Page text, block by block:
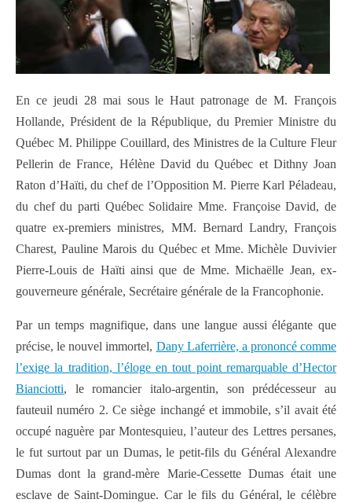
En ce jeudi 28 mai sous le Haut patronage de M. François
Hollande, Président de la République, du Premier Ministre du
Québec M. Philippe Couillard, des Ministres de la Culture Fleur
Pellerin de France, Hélène David du Québec et Dithny Joan
Raton d’Haïti, du chef de l’Opposition M. Pierre Karl Péladeau,
du chef du parti Québec Solidaire Mme. Françoise David, de
quatre ex-premiers ministres, MM. Bernard Landry, François
Charest, Pauline Marois du Québec et Mme. Michèle Duvivier
Pierre-Louis de Haïti ainsi que de Mme. Michaëlle Jean, ex-
gouverneure générale, Secrétaire générale de la Francophonie.
Par un temps magnifique, dans une langue aussi élégante que
précise, le nouvel immortel, Dany Laferrière, a prononcé comme
l’exige la tradition, l’éloge en tout point remarquable d’Hector
Bianciotti, le romancier italo-argentin, son prédécesseur au
fauteuil numéro 2. Ce siège inchangé et immobile, s’il avait été
occupé naguère par Montesquieu, l’auteur des Lettres persanes,
le fut surtout par un Dumas, le petit-fils du Général Alexandre
Dumas dont la grand-mère Marie-Cessette Dumas était une
esclave de Saint-Domingue. Car le fils du Général, le célèbre